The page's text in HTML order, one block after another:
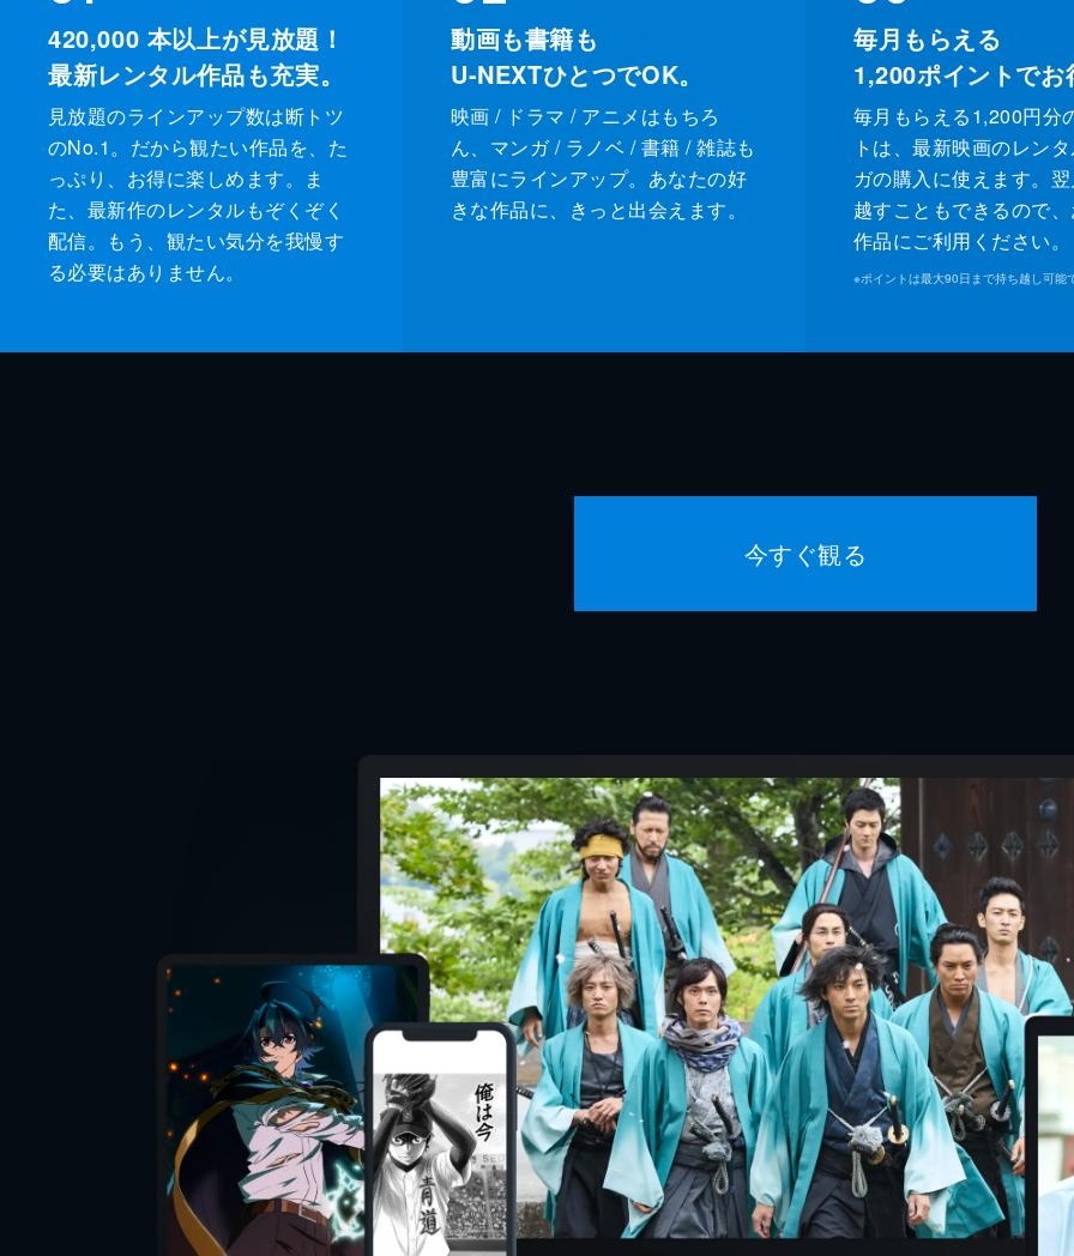
420,000 本以上が見放題！
最新レンタル作品も充実。
見放題のラインアップ数は断トツ
のNo.1。だから観たい作品を、た
っぷり、お得に楽しめます。ま
た、最新作のレンタルもぞくぞく
配信。もう、観たい気分を我慢す
る必要はありません。
動画も書籍も
U-NEXTひとつでOK。
映画 / ドラマ / アニメはもちろ
ん、マンガ / ラノベ / 書籍 / 雑誌も
豊富にラインアップ。あなたの好
きな作品に、きっと出会えます。
毎月もらえる
1,200ポイントでお
毎月もらえる1,200円分
トは、最新映画のレン
ガの購入に使えます。
越すこともできるので
作品にご利用ください。
※ポイントは最大90日まで持ち越し可能
今すぐ観る